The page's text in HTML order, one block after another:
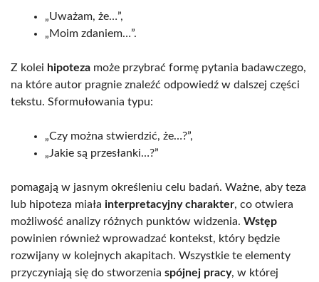
„Uważam, że…”,
„Moim zdaniem…”.
Z kolei hipoteza może przybrać formę pytania badawczego,
na które autor pragnie znaleźć odpowiedź w dalszej części
tekstu. Sformułowania typu:
„Czy można stwierdzić, że…?”,
„Jakie są przesłanki…?”
pomagają w jasnym określeniu celu badań. Ważne, aby teza
lub hipoteza miała interpretacyjny charakter, co otwiera
możliwość analizy różnych punktów widzenia. Wstęp
powinien również wprowadzać kontekst, który będzie
rozwijany w kolejnych akapitach. Wszystkie te elementy
przyczyniają się do stworzenia spójnej pracy, w której